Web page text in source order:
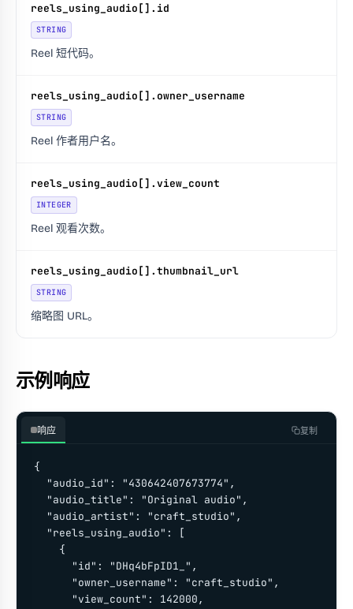
reels_using_audio[].id
STRING
Reel 短代码。
reels_using_audio[].owner_username
STRING
Reel 作者用户名。
reels_using_audio[].view_count
INTEGER
Reel 观看次数。
reels_using_audio[].thumbnail_url
STRING
缩略图 URL。
示例响应
响应 复制
{
  "audio_id": "430642407673774",
  "audio_title": "Original audio",
  "audio_artist": "craft_studio",
  "reels_using_audio": [
    {
      "id": "DHq4bFpID1_",
      "owner_username": "craft_studio",
      "view_count": 142000,